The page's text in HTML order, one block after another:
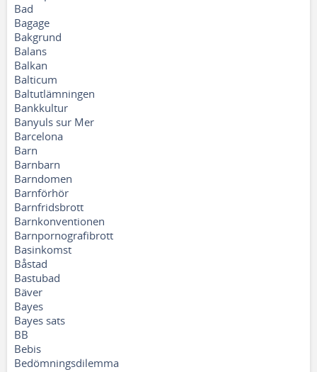
Bad
Bagage
Bakgrund
Balans
Balkan
Balticum
Baltutlämningen
Bankkultur
Banyuls sur Mer
Barcelona
Barn
Barnbarn
Barndomen
Barnförhör
Barnfridsbrott
Barnkonventionen
Barnpornografibrott
Basinkomst
Båstad
Bastubad
Bäver
Bayes
Bayes sats
BB
Bebis
Bedömningsdilemma